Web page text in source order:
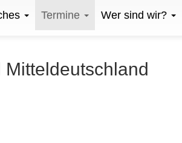
Termine Wer sind wir?